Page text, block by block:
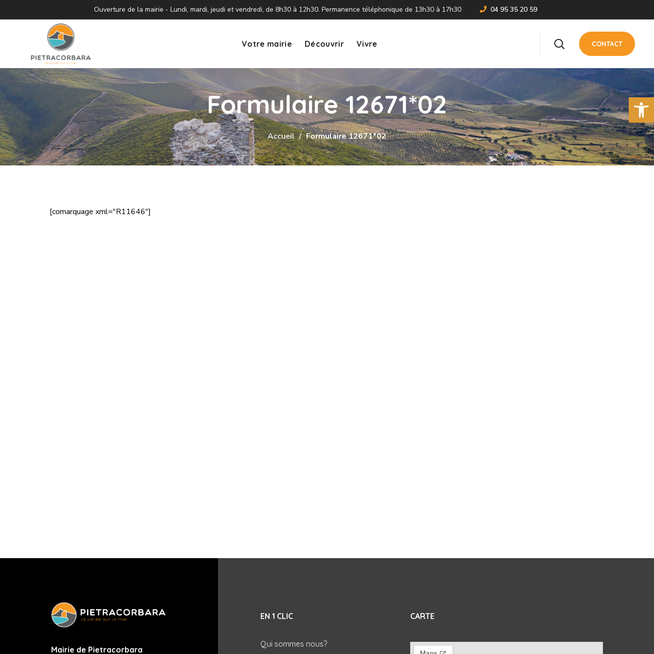
Ouvrir
Ouverture de la mairie - Lundi, mardi, jeudi et vendredi, de 8h30 à 12h30. Permanence téléphonique de 13h30 à 17h30 04 95 35 20 59
Votre mairie Découvrir Vivre CONTACT
Formulaire 12671*02
Accueil Formulaire 12671*02
[comarquage xml="R11646"]
Mairie de Pietracorbara
EN 1 CLIC
Qui sommes nous?
CARTE